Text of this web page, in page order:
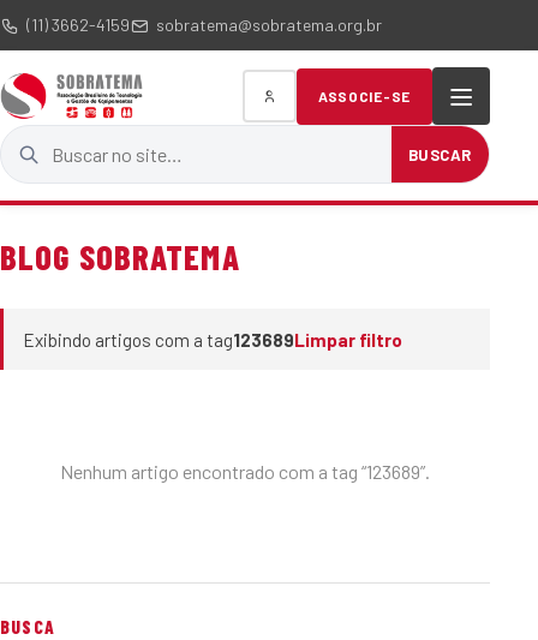
(11) 3662-4159 sobratema@sobratema.org.br
Buscar no site
BUSCAR
ASSOCIE-SE
BLOG SOBRATEMA
Exibindo artigos com a tag123689Limpar filtro
Nenhum artigo encontrado com a tag “123689”.
BUSCA